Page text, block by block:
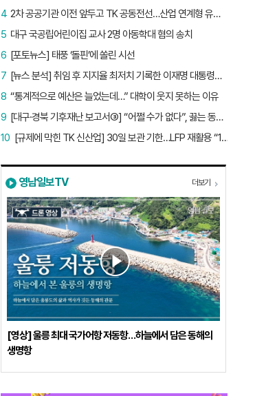
2차 공공기관 이전 앞두고 TK 공동전선…산업 연계형 유치 승부수
4
대구 국공립어린이집 교사 2명 아동학대 혐의 송치
5
[포토뉴스] 태풍 ‘돌핀’에 쏠린 시선
6
[뉴스 분석] 취임 후 지지율 최저치 기록한 이재명 대통령…왜?
7
“통계적으로 예산은 늘었는데…” 대학이 웃지 못하는 이유
8
[대구·경북 기후재난 보고서③] “어쩔 수가 없다”, 끓는 동해…‘절멸 위기’ 경북 수산업
9
[규제에 막힌 TK 신산업] 30일 보관 기한…LFP 재활용 “180일로 늘려야”
10
영남일보TV 더보기
[영상] 울릉 최대 국가어항 저동항…하늘에서 담은 동해의
생명항